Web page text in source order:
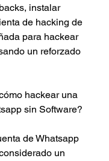
instalar
de hacking de
para hackear
un reforzado
hackear una
sin Software?
de Whatsapp
un